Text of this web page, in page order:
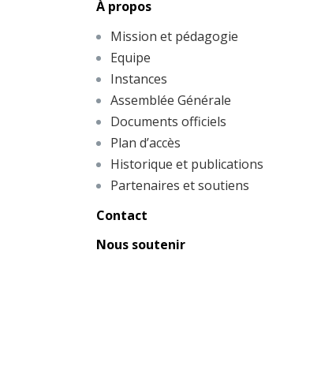
À propos
Mission et pédagogie
Equipe
Instances
Assemblée Générale
Documents officiels
Plan d’accès
Historique et publications
Partenaires et soutiens
Contact
Nous soutenir